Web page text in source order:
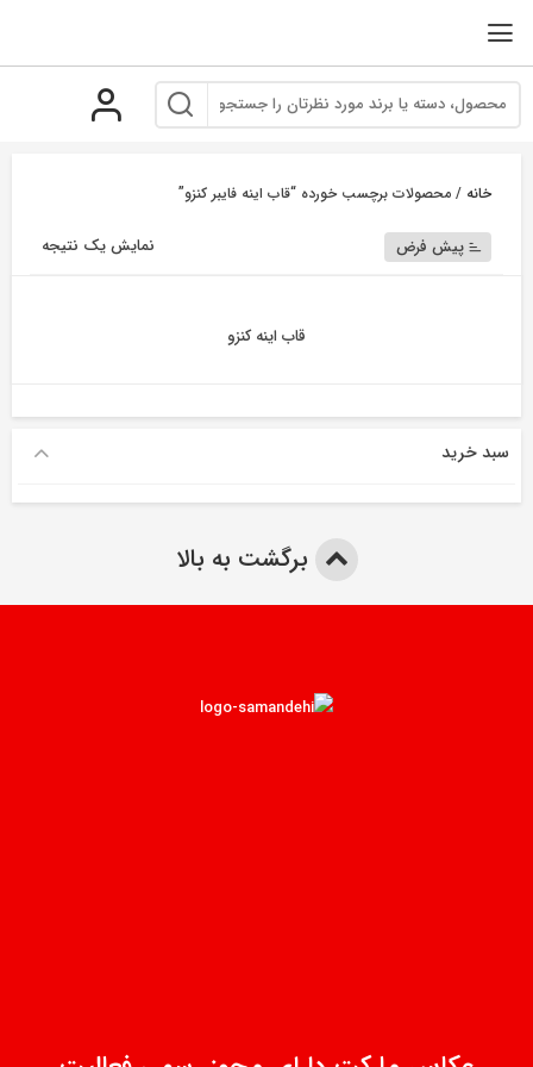
خانه / محصولات برچسب خورده “قاب اینه فایبر کنزو”
نمایش یک نتیجه پیش فرض
قاب اینه کنزو
سبد خرید
برگشت به بالا